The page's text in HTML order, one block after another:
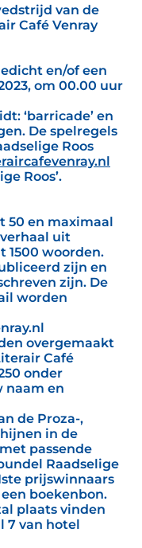
van de
Café Venray
en/of een
om 00.00 uur
‘barricade’ en
De spelregels
Roos
Roos’.
50 en maximaal
uit
1500 woorden.
zijn en
zijn. De
worden
overgemaakt
Café
onder
naam en
de Proza-,
in de
passende
Raadselige
prijswinnaars
boekenbon.
plaats vinden
7 van hotel